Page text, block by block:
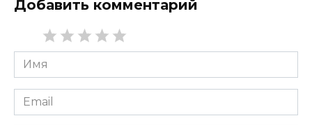
Добавить комментарий
Имя
*
Email
*